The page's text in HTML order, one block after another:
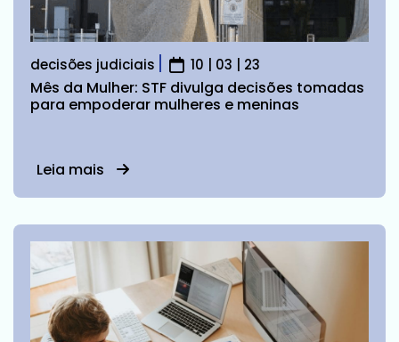
decisões judiciais 10 | 03 | 23
Mês da Mulher: STF divulga decisões tomadas
para empoderar mulheres e meninas
Leia mais